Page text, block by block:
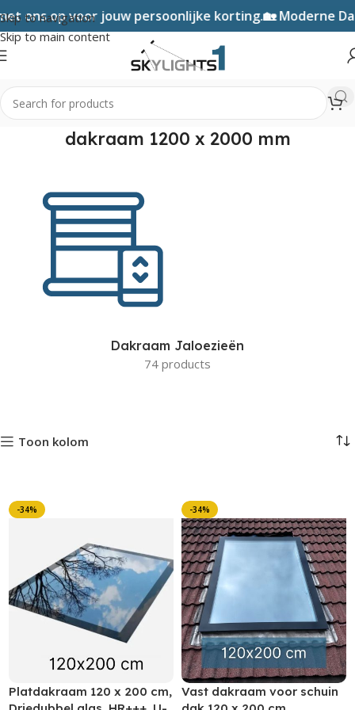
Skip to navigation
Skip to main content
ons op voor jouw persoonlijke korting.🏡 Moderne
dakraam 1200 x 2000 mm
Dakraam Jaloezieën
74 products
Toon kolom
-34%
Platdakraam 120 x 200 cm,
-34%
Vast dakraam voor schuin